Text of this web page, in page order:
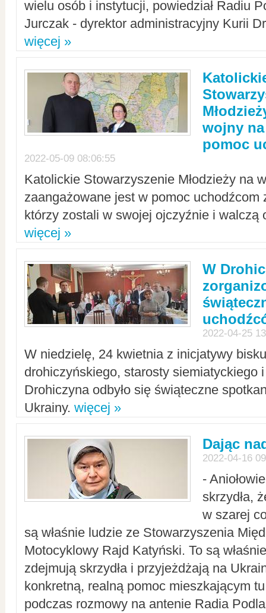
wielu osób i instytucji, powiedział Radiu
Jurczak - dyrektor administracyjny Kurii
więcej »
wojny
pomoc
2022-05-09 08:06:55
Katolickie Stowarzyszenie Młodzieży na
zaangażowane jest w pomoc uchodźcom
którzy zostali w swojej ojczyźnie i walczą
więcej »
W
2022-04-25
W niedzielę, 24 kwietnia z inicjatywy
drohiczyńskiego, starosty siemiatyckiego
Drohiczyna odbyło się świąteczne
Ukrainy. więcej »
Dając
2022-04-16
-
skrzydła,
w szarej
są właśnie ludzie ze Stowarzyszenia
Motocyklowy Rajd Katyński. To są
zdejmują skrzydła i przyjeżdżają na
konkretną, realną pomoc mieszkającym
podczas rozmowy na antenie Radia